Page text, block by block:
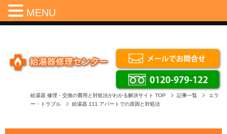
給湯器 修理・交換の費用と対処法がわかる解決サイト TOP 記事一覧
エラ
ー・トラブル
給湯器 111 アパートでの原因と対処法
MENU
Menu